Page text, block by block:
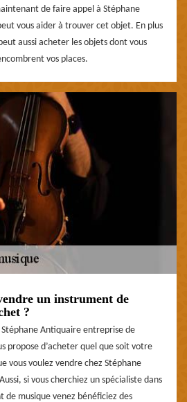
de faire appel à Stéphane
vous aider à trouver cet objet. En plus
aussi acheter les objets dont vous
vos places.
un instrument de
?
Antiquaire entreprise de
propose d’acheter quel que soit votre
vous voulez vendre chez Stéphane
si vous cherchiez un spécialiste dans
de musique venez bénéficiez des